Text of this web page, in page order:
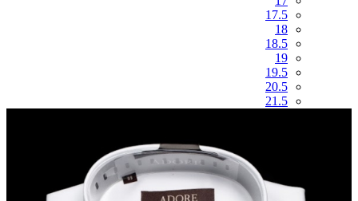
17.5
18
18.5
19
19.5
20.5
21.5